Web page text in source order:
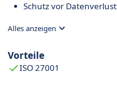
Schutz vor Datenverlust
Alles anzeigen
Vorteile
ISO 27001